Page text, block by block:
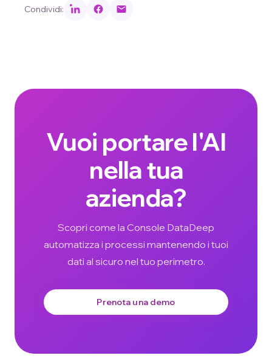
Condividi:
Vuoi portare l'AI
nella tua
azienda?
Scopri come la Console DataDeep
automatizza i processi mantenendo i tuoi
dati al sicuro nel tuo perimetro.
Prenota una demo